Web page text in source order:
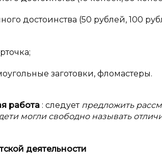
достоинства (50 рублей, 100
заготовки, фломастеры.
работа : следует предложить
могли свободно называть
деятельности